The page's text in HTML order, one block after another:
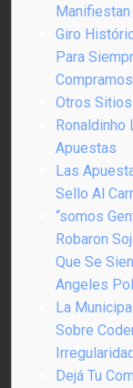
Giro
Para
Otros Sitios
Ronaldinho
Apuestas
Las
Sello Al
“somos
Robaron
Que Se
Angeles
La
Sobre
Dejá Tu